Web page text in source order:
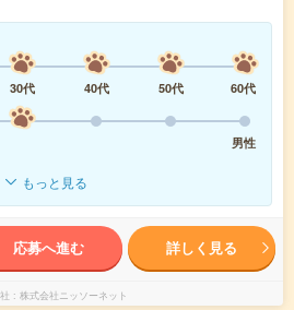
30代 40代 50代
60代
男性
もっと見る
応募へ進む 詳しく見る
株式会社ニッソーネット